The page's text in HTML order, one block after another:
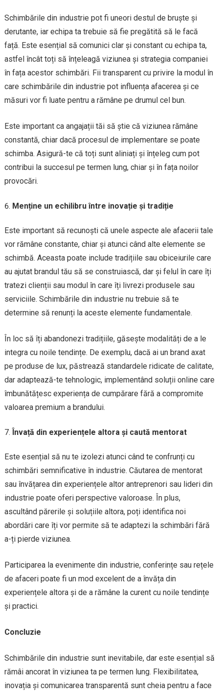
Schimbările din industrie pot fi uneori destul de bruște și
derutante, iar echipa ta trebuie să fie pregătită să le facă
față. Este esențial să comunici clar și constant cu echipa ta,
astfel încât toți să înțeleagă viziunea și strategia companiei
în fața acestor schimbări. Fii transparent cu privire la modul în
care schimbările din industrie pot influența afacerea și ce
măsuri vor fi luate pentru a rămâne pe drumul cel bun.
Este important ca angajații tăi să știe că viziunea rămâne
constantă, chiar dacă procesul de implementare se poate
schimba. Asigură-te că toți sunt aliniați și înțeleg cum pot
contribui la succesul pe termen lung, chiar și în fața noilor
provocări.
Menține un echilibru între inovație și tradiție
Este important să recunoști că unele aspecte ale afacerii tale
vor rămâne constante, chiar și atunci când alte elemente se
schimbă. Aceasta poate include tradițiile sau obiceiurile care
au ajutat brandul tău să se construiască, dar și felul în care îți
tratezi clienții sau modul în care îți livrezi produsele sau
serviciile. Schimbările din industrie nu trebuie să te
determine să renunți la aceste elemente fundamentale.
În loc să îți abandonezi tradițiile, găsește modalități de a le
integra cu noile tendințe. De exemplu, dacă ai un brand axat
pe produse de lux, păstrează standardele ridicate de calitate,
dar adaptează-te tehnologic, implementând soluții online care
îmbunătățesc experiența de cumpărare fără a compromite
valoarea premium a brandului.
Învață din experiențele altora și caută mentorat
Este esențial să nu te izolezi atunci când te confrunți cu
schimbări semnificative în industrie. Căutarea de mentorat
sau învățarea din experiențele altor antreprenori sau lideri din
industrie poate oferi perspective valoroase. În plus,
ascultând părerile și soluțiile altora, poți identifica noi
abordări care îți vor permite să te adaptezi la schimbări fără
a-ți pierde viziunea.
Participarea la evenimente din industrie, conferințe sau rețele
de afaceri poate fi un mod excelent de a învăța din
experiențele altora și de a rămâne la curent cu noile tendințe
și practici.
Concluzie
Schimbările din industrie sunt inevitabile, dar este esențial să
rămâi ancorat în viziunea ta pe termen lung. Flexibilitatea,
inovația și comunicarea transparentă sunt cheia pentru a face